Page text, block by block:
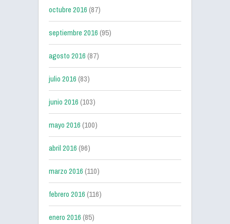
octubre 2016(87)
septiembre 2016(95)
agosto 2016(87)
julio 2016(83)
junio 2016(103)
mayo 2016(100)
abril 2016(96)
marzo 2016(110)
febrero 2016(116)
enero 2016(85)